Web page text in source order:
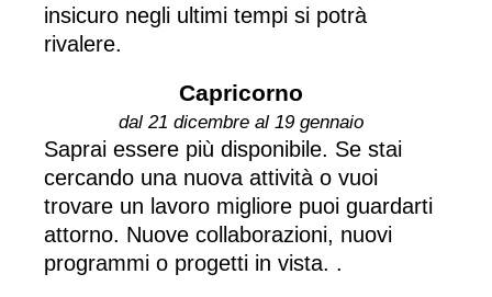
insicuro negli ultimi tempi si potrà
rivalere.
Capricorno
dal 21 dicembre al 19 gennaio
Saprai essere più disponibile. Se stai
cercando una nuova attività o vuoi
trovare un lavoro migliore puoi guardarti
attorno. Nuove collaborazioni, nuovi
programmi o progetti in vista. .